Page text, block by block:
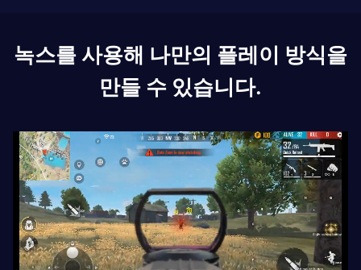
녹스를 사용해 나만의 플레이 방식을
만들 수 있습니다.